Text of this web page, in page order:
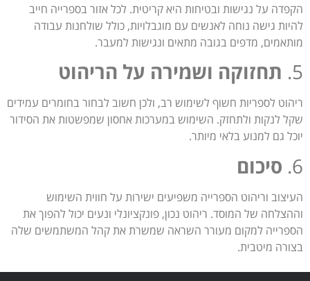
הקפדה על נגישות ובטיחות היא קריטית. לכל אזור בספרייה חייב
להיות גישה נוחה לאנשים עם מוגבלויות, כולל שולחנות עבודה
מותאמים, מדפים בגובה מתאים ונגישות למעבר.
5. תחזוקה ושמירה על הריהוט
ריהוט לספריות חשוף לשימוש רב, ולכן חשוב לבחור בחומרים עמידים
שקל לנקות ולתחזק. השימוש במערכות אחסון שמפשטות את הסידור
יוכל גם למנוע בלאי מיותר.
6. סיכום
העיצוב וריהוט הספרייה משפיעים ישירות על חווית השימוש
וההצלחה של המוסד. ריהוט נכון, פונקציונלי ונעים יכול להפוך את
הספרייה למקום מעורר השראה שמשרת את קהל המשתמשים שלה
בצורה מיטבית.